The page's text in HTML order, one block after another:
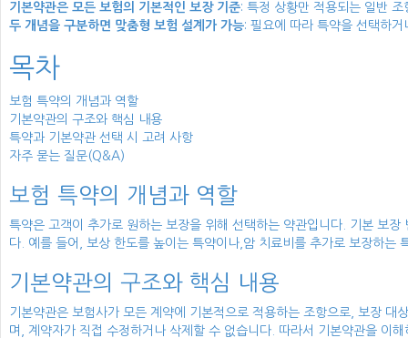
기본약관은 모든 보험의 기본적인 보장 기준: 특정 상황만 적용되는 일반 조
두 개념을 구분하면 맞춤형 보험 설계가 가능: 필요에 따라 특약을 선택하
목차
보험 특약의 개념과 역할
기본약관의 구조와 핵심 내용
특약과 기본약관 선택 시 고려 사항
자주 묻는 질문(Q&A)
보험 특약의 개념과 역할
특약은 고객이 추가로 원하는 보장을 위해 선택하는 약관입니다. 기본 보
다. 예를 들어, 보상 한도를 높이는 특약이나,암 치료비를 추가로 보장하는
기본약관의 구조와 핵심 내용
기본약관은 보험사가 모든 계약에 기본적으로 적용하는 조항으로, 보장
며, 계약자가 직접 수정하거나 삭제할 수 없습니다. 따라서 기본약관을 이